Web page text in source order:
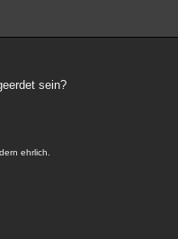
sein?
ehrlich.